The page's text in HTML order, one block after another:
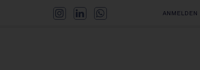
ANMELDEN